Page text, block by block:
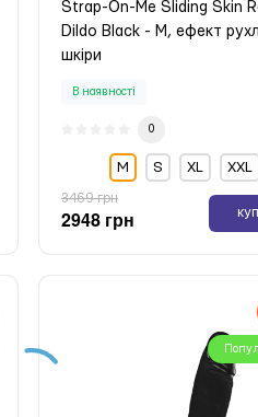
Strap-On-Me Sliding Skin
Dildo Black - M, ефект
шкіри
В наявності
0
М S XL XXL
3469 грн
2948 грн